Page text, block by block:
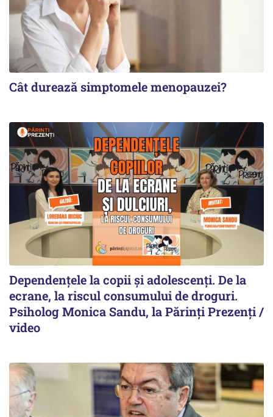
Cât durează simptomele menopauzei?
Dependențele la copii și adolescenți. De la
ecrane, la riscul consumului de droguri.
Psiholog Monica Sandu, la Părinți Prezenți /
video